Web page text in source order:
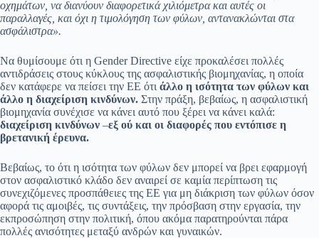
οχημάτων, να διανύουν διαφορετικά χιλιόμετρα και αυτές οι
παραλλαγές, και όχι η τιμολόγηση των φύλων, αντανακλώνται στα
ασφάλιστρα».
Να θυμίσουμε ότι η Gender Directive είχε προκαλέσει πολλές
αντιδράσεις στους κύκλους της ασφαλιστικής βιομηχανίας, η οποία
δεν κατάφερε να πείσει την ΕΕ ότι άλλο η ισότητα των φύλων και
άλλο η διαχείριση κινδύνων. Στην πράξη, βεβαίως, η ασφαλιστική
βιομηχανία συνέχισε να κάνει αυτό που ξέρει να κάνει καλά:
διαχείριση κινδύνων –εξ ού και οι διαφορές που εντόπισε η
βρετανική έρευνα.
Βεβαίως, το ότι η ισότητα των φύλων δεν μπορεί να βρει εφαρμογή
στον ασφαλιστικό κλάδο δεν αναιρεί σε καμία περίπτωση τις
συνεχιζόμενες προσπάθειες της ΕΕ για μη διάκριση των φύλων όσον
αφορά τις αμοιβές, τις συντάξεις, την πρόσβαση στην εργασία, την
εκπροσώπηση στην πολιτική, όπου ακόμα παρατηρούνται πάρα
πολλές ανισότητες μεταξύ ανδρών και γυναικών.